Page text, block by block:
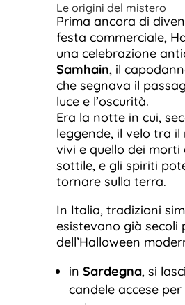
Le origini del mistero
Prima ancora di
festa commerciale,
una celebrazione
Samhain, il
che segnava il
luce e l’oscurità.
Era la notte in cui,
leggende, il velo tra il
vivi e quello dei
sottile, e gli spiriti
tornare sulla terra.
In Italia, tradizioni
esistevano già secoli
dell’Halloween
in Sardegna, si
candele accese